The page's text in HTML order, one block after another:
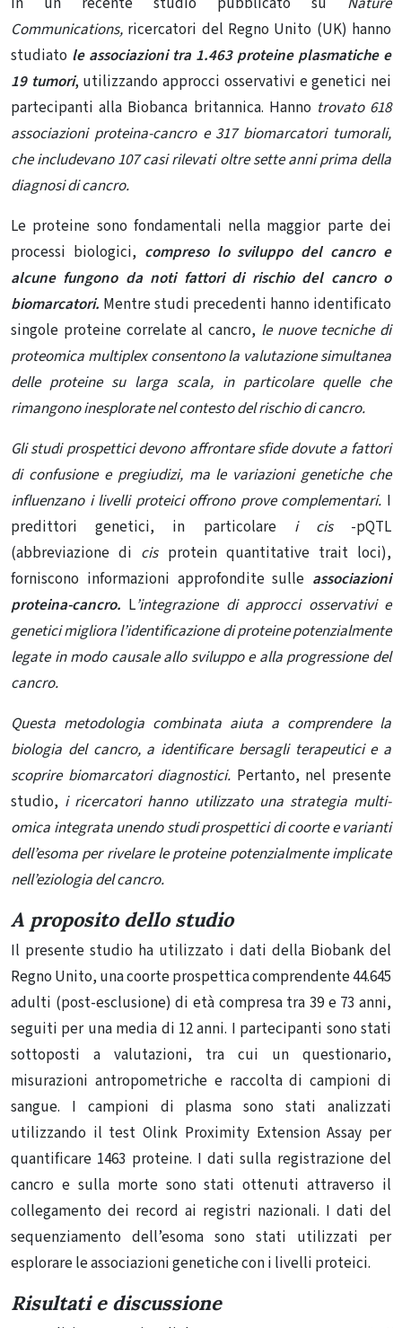
Communications, ricercatori del Regno Unito (UK) hanno
studiato le associazioni tra 1.463 proteine ​​plasmatiche e
19 tumori, utilizzando approcci osservativi e genetici nei
partecipanti alla Biobanca britannica. Hanno trovato 618
associazioni proteina-cancro e 317 biomarcatori tumorali,
che includevano 107 casi rilevati oltre sette anni prima della
diagnosi di cancro.
Le proteine ​​sono fondamentali nella maggior parte dei
processi biologici, compreso lo sviluppo del cancro e
alcune fungono da noti fattori di rischio del cancro o
biomarcatori. Mentre studi precedenti hanno identificato
singole proteine ​​correlate al cancro, le nuove tecniche di
proteomica multiplex consentono la valutazione simultanea
delle proteine ​​su larga scala, in particolare quelle che
rimangono inesplorate nel contesto del rischio di cancro.
Gli studi prospettici devono affrontare sfide dovute a fattori
di confusione e pregiudizi, ma le variazioni genetiche che
influenzano i livelli proteici offrono prove complementari. I
predittori genetici, in particolare i cis-pQTL
(abbreviazione di cisprotein quantitative trait loci),
forniscono informazioni approfondite sulle associazioni
proteina-cancro. L’integrazione di approcci osservativi e
genetici migliora l’identificazione di proteine ​​potenzialmente
legate in modo causale allo sviluppo e alla progressione del
cancro.
Questa metodologia combinata aiuta a comprendere la
biologia del cancro, a identificare bersagli terapeutici e a
scoprire biomarcatori diagnostici. Pertanto, nel presente
studio, i ricercatori hanno utilizzato una strategia multi-
omica integrata unendo studi prospettici di coorte e varianti
dell’esoma per rivelare le proteine ​​potenzialmente implicate
nell’eziologia del cancro.
A proposito dello studio
Il presente studio ha utilizzato i dati della Biobank del
Regno Unito, una coorte prospettica comprendente 44.645
adulti (post-esclusione) di età compresa tra 39 e 73 anni,
seguiti per una media di 12 anni. I partecipanti sono stati
sottoposti a valutazioni, tra cui un questionario,
misurazioni antropometriche e raccolta di campioni di
sangue. I campioni di plasma sono stati analizzati
utilizzando il test Olink Proximity Extension Assay per
quantificare 1463 proteine. I dati sulla registrazione del
cancro e sulla morte sono stati ottenuti attraverso il
collegamento dei record ai registri nazionali. I dati del
sequenziamento dell’esoma sono stati utilizzati per
esplorare le associazioni genetiche con i livelli proteici.
Risultati e discussione